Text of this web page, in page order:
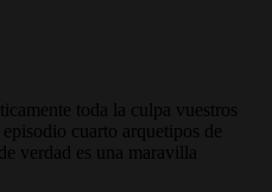
toda la culpa vuestros
cuarto arquetipos de
verdad es una maravilla